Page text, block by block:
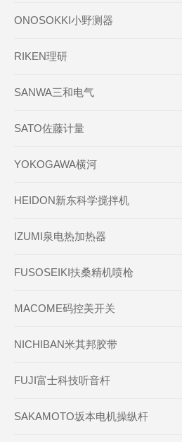
ONOSOKKI小野测器
RIKEN理研
SANWA三和电气
SATO佐藤计量
YOKOGAWA横河
HEIDON新东科学搅拌机
IZUMI泉电热加热器
FUSOSEIKI扶桑精机喷枪
MACOME码控美开关
NICHIBAN米其邦胶带
FUJI富士科技听音杆
SAKAMOTO坂本电机操纵杆